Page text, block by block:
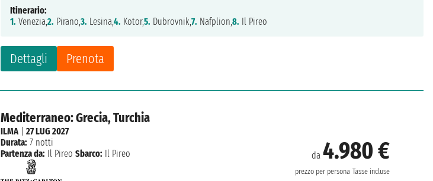
Dettagli Prenota
Itinerario:
1. Venezia,2. Pirano,3. Lesina,4. Kotor,5. Dubrovnik,7. Nafplion,8. Il Pireo
Mediterraneo: Grecia, Turchia
da4.980 €
prezzo per persona Tasse incluse
ILMA|27 LUG 2027
Durata: 7 notti
Partenza da: Il Pireo Sbarco: Il Pireo